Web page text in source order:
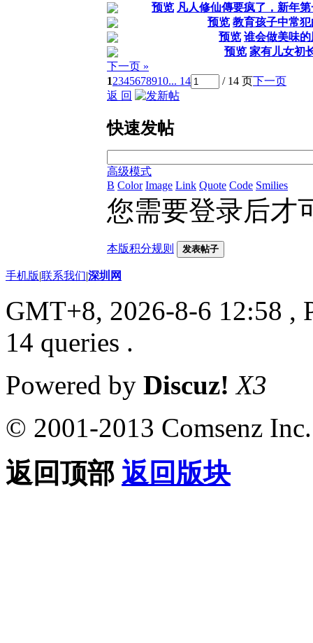
预览 凡人修仙傳要疯了，新年
预览 教育孩子中常
预览 谁会做美味
预览 家有儿女初
下一页 »
12345678910... 14 / 14 页下一页
返 回
快速发帖
高级模式
B Color Image Link Quote Code Smilies
您需要登录后才
本版积分规则 发表帖子
手机版|联系我们|深圳网
GMT+8, 2026-8-6 12:58 ,
14 queries .
Powered by Discuz! X3
© 2001-2013 Comsenz Inc.
返回顶部 返回版块